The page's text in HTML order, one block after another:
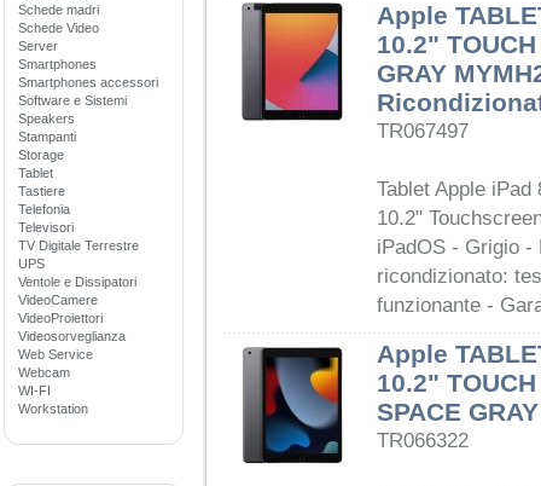
Schede madri
Schede Video
Server
Smartphones
Smartphones accessori
Software e Sistemi
Speakers
Stampanti
Storage
Tablet
Tastiere
Telefonia
Televisori
TV Digitale Terrestre
UPS
Ventole e Dissipatori
VideoCamere
VideoProiettori
Videosorveglianza
Web Service
Webcam
WI-FI
Workstation
Apple
10.2"
GRAY
TR067497
Tablet Apple
10.2"
iPadOS - Grigio -
ricondizionato:
funzionante -
Apple
10.2"
SPACE
TR066322